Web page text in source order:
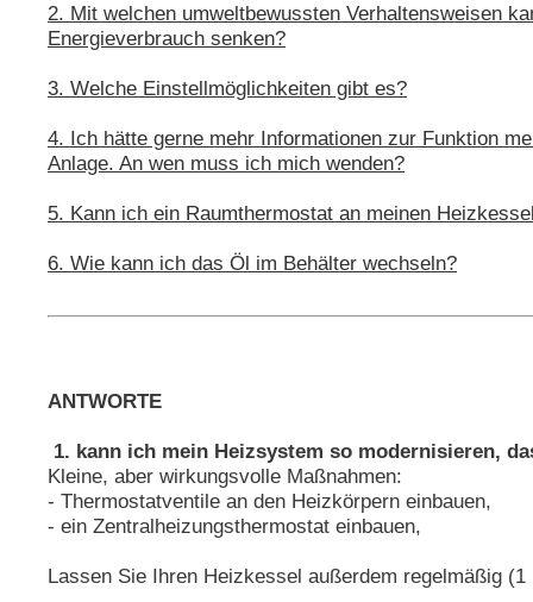
2. Mit welchen umweltbewussten Verhaltensweisen
Energieverbrauch senken?
3. Welche Einstellmöglichkeiten gibt es?
4. Ich hätte gerne mehr Informationen zur Funktion
Anlage. An wen muss ich mich wenden?
5. Kann ich ein Raumthermostat an meinen
6. Wie kann ich das Öl im Behälter wechseln?
ANTWORTE
1. kann ich mein Heizsystem so modernisieren,
Kleine, aber wirkungsvolle Maßnahmen:
- Thermostatventile an den Heizkörpern einbauen,
- ein Zentralheizungsthermostat einbauen,
Lassen Sie Ihren Heizkessel außerdem regelmäßig